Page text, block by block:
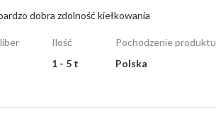
dobra zdolność kiełkowania
Ilość
1 - 5 t
Pochodzenie produktu
Polska